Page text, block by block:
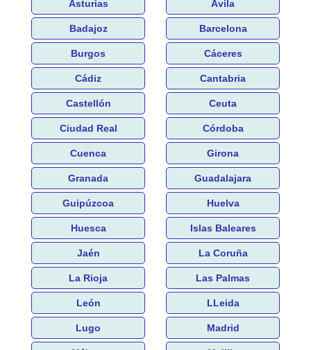
Asturias Ávila
Badajoz Barcelona
Burgos Cáceres
Cádiz Cantabria
Castellón Ceuta
Ciudad Real Córdoba
Cuenca Girona
Granada Guadalajara
Guipúzcoa Huelva
Huesca Islas Baleares
Jaén La Coruña
La Rioja Las Palmas
León LLeida
Lugo Madrid